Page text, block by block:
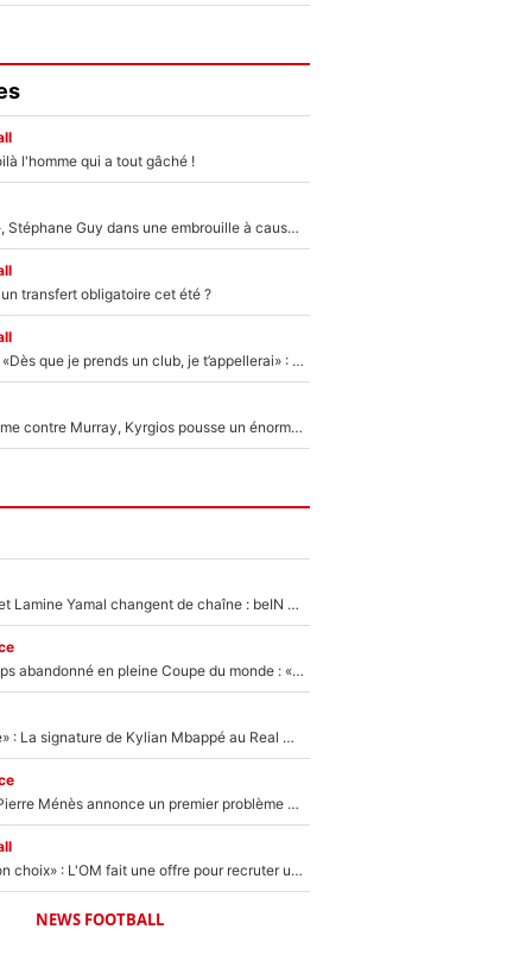
l'homme qui a tout gâché !
«Détester à vie», Stéphane Guy dans une embrouille à cause du PSG !
transfert obligatoire cet été ?
Mercato - OM - «Dès que je prends un club, je t’appellerai» : La promesse de Marcelino au moment de claquer la porte
Victime de racisme contre Murray, Kyrgios pousse un énorme coup de gueule !
Kylian Mbappé et Lamine Yamal changent de chaîne : beIN SPORTS ne digère pas cette décision historique et prédit un fiasco pour la Liga
Didier Deschamps abandonné en pleine Coupe du monde : «La FFF était déjà passée à Zinedine Zidane»
«C'est une fierté» : La signature de Kylian Mbappé au Real Madrid continue de régaler l'Espagne
Michael Olise : Pierre Ménès annonce un premier problème pour Zinedine Zidane en équipe de France
«C’est un très bon choix» : L'OM fait une offre pour recruter un ancien joueur du PSG... et c'est validé dans l'After Foot !
NEWS FOOTBALL